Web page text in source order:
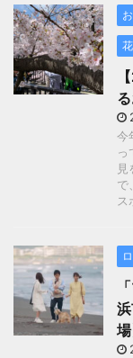
今
っ
で
ス
場